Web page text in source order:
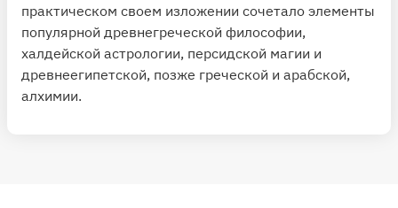
практическом своем изложении сочетало элементы
популярной древнегреческой философии,
халдейской астрологии, персидской магии и
древнеегипетской, позже греческой и арабской,
алхимии.